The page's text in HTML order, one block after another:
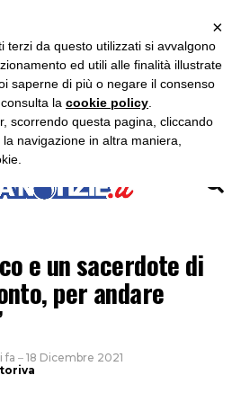
e un sacerdote di
per andare
fa – 18 Dicembre 2021
×
terzi da questo utilizzati si avvalgono
ed utili alle finalità illustrate
saperne di più o negare il consenso
la cookie policy
scorrendo questa pagina, cliccando
navigazione in altra maniera,